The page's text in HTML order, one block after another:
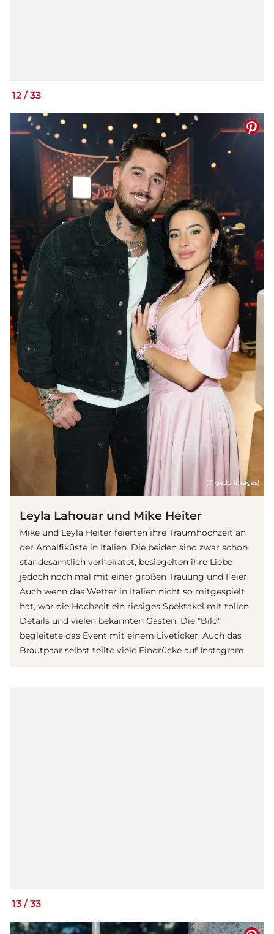
12 /33
(© getty images)
Leyla Lahouar und Mike Heiter
Mike und Leyla Heiter feierten ihre Traumhochzeit an
der Amalfiküste in Italien. Die beiden sind zwar schon
standesamtlich verheiratet, besiegelten ihre Liebe
jedoch noch mal mit einer großen Trauung und Feier.
Auch wenn das Wetter in Italien nicht so mitgespielt
hat, war die Hochzeit ein riesiges Spektakel mit tollen
Details und vielen bekannten Gästen. Die "Bild"
begleitete das Event mit einem Liveticker. Auch das
Brautpaar selbst teilte viele Eindrücke auf Instagram.
13 /33